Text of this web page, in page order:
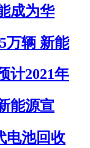
成为华
万辆 新能
计2021年
能源宣
电池回收